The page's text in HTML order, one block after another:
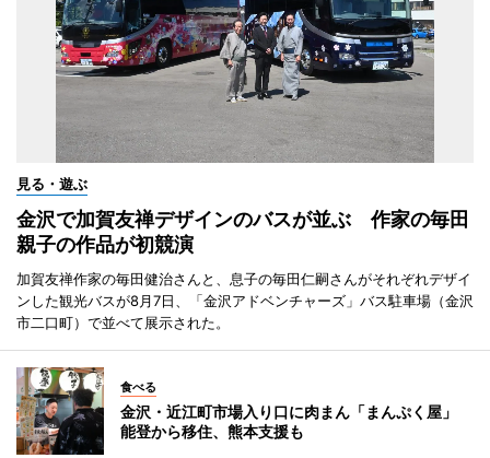
見る・遊ぶ
金沢で加賀友禅デザインのバスが並ぶ 作家の毎田
親子の作品が初競演
加賀友禅作家の毎田健治さんと、息子の毎田仁嗣さんがそれぞれデザイ
ンした観光バスが8月7日、「金沢アドベンチャーズ」バス駐車場（金沢
市二口町）で並べて展示された。
食べる
金沢・近江町市場入り口に肉まん「まんぷく屋」
能登から移住、熊本支援も